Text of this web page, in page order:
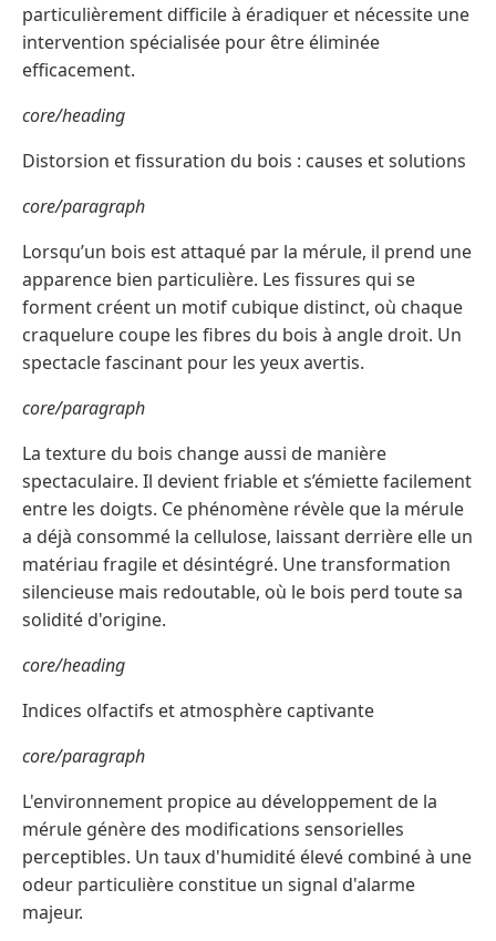
particulièrement difficile à éradiquer et nécessite une
intervention spécialisée pour être éliminée
efficacement.
core/heading
Distorsion et fissuration du bois : causes et solutions
core/paragraph
Lorsqu’un bois est attaqué par la mérule, il prend une
apparence bien particulière. Les fissures qui se
forment créent un motif cubique distinct, où chaque
craquelure coupe les fibres du bois à angle droit. Un
spectacle fascinant pour les yeux avertis.
core/paragraph
La texture du bois change aussi de manière
spectaculaire. Il devient friable et s’émiette facilement
entre les doigts. Ce phénomène révèle que la mérule
a déjà consommé la cellulose, laissant derrière elle un
matériau fragile et désintégré. Une transformation
silencieuse mais redoutable, où le bois perd toute sa
solidité d'origine.
core/heading
Indices olfactifs et atmosphère captivante
core/paragraph
L'environnement propice au développement de la
mérule génère des modifications sensorielles
perceptibles. Un taux d'humidité élevé combiné à une
odeur particulière constitue un signal d'alarme
majeur.